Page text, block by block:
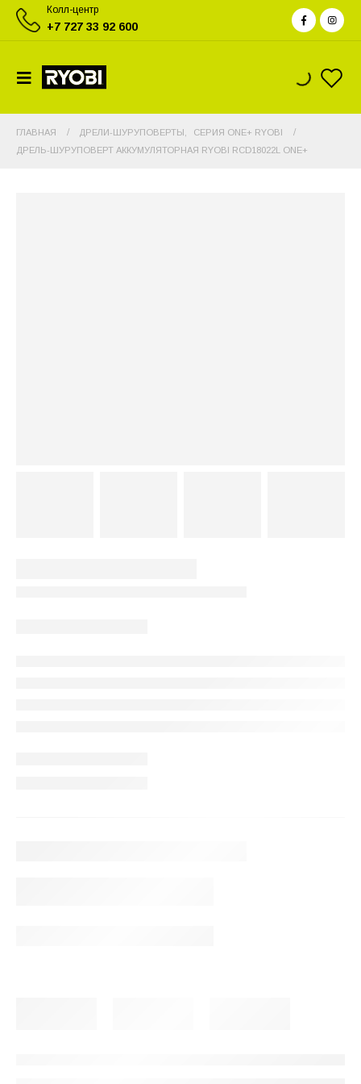
Колл-центр
+7 727 33 92 600
ГЛАВНАЯ ДРЕЛИ-ШУРУПОВЕРТЫ
СЕРИЯ ONE+ RYOBI
ДРЕЛЬ-ШУРУПОВЕРТ АККУМУЛЯТОРНАЯ RYOBI RCD18022L ONE+